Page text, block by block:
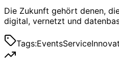
Die Zukunft gehört denen,
digital, vernetzt und
Tags:EventsService